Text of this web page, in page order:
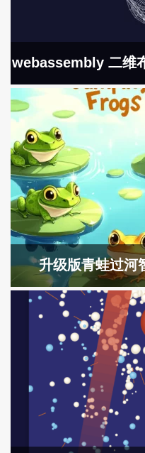
webassembly 二维
升级版青蛙过河